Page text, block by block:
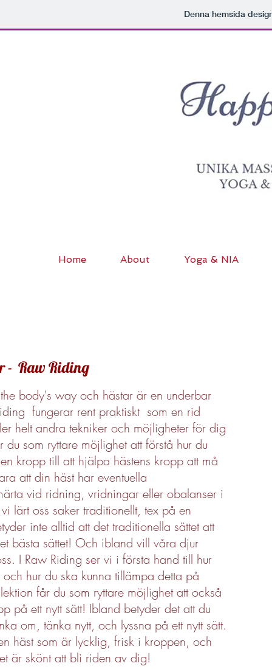
Denna hemsida
Home About Yoga & NIA
- Raw Riding
body's way och hästar är en underbar
fungerar rent praktiskt som en rid
helt andra tekniker och möjligheter för dig
som ryttare möjlighet att förstå hur du
kropp till att hjälpa hästens kropp att må
att din häst har eventuella
vid ridning, vridningar eller obalanser i
lärt oss saker traditionellt, tex på en
inte alltid att det traditionella sättet att
bästa sättet! Och ibland vill våra djur
I Raw Riding ser vi i första hand till hur
hur du ska kunna tillämpa detta på
får du som ryttare möjlighet att också
på ett nytt sätt! Ibland betyder det att du
om, tänka nytt, och lyssna på ett nytt sätt.
häst som är lycklig, frisk i kroppen, och
är skönt att bli riden av dig!